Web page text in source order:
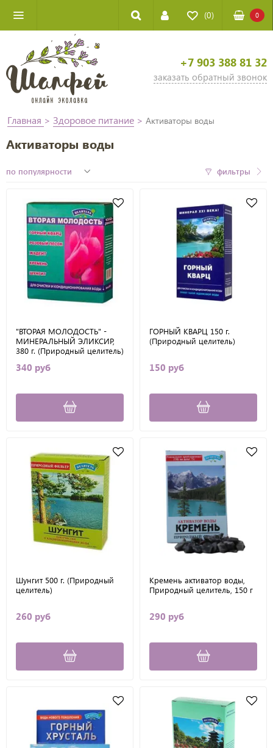
(0) 0
+7 903 388 81 32
заказать обратный звонок
Главная > Здоровое питание > Активаторы воды
Активаторы воды
фильтры
"ВТОРАЯ МОЛОДОСТЬ" -
МИНЕРАЛЬНЫЙ ЭЛИКСИР,
380 г. (Природный целитель)
340 руб
ГОРНЫЙ КВАРЦ 150 г.
(Природный целитель)
150 руб
Шунгит 500 г. (Природный
целитель)
260 руб
Кремень активатор воды,
Природный целитель, 150 г
290 руб